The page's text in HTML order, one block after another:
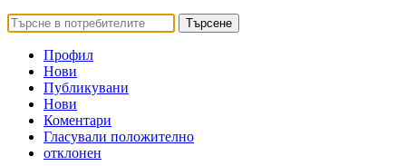
Търсене
Профил
Нови
Публикувани
Нови
Коментари
Гласували положително
отклонен